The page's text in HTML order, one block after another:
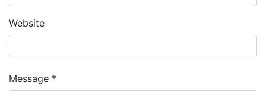
Website
Message *